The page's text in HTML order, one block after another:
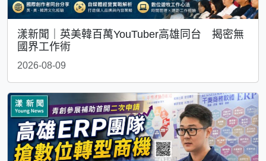
漾新聞｜英美韓百萬YouTuber高雄同台 揭密無
國界工作術
2026-08-09